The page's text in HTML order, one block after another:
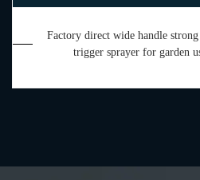
Factory direct wide handle
trigger sprayer for garden